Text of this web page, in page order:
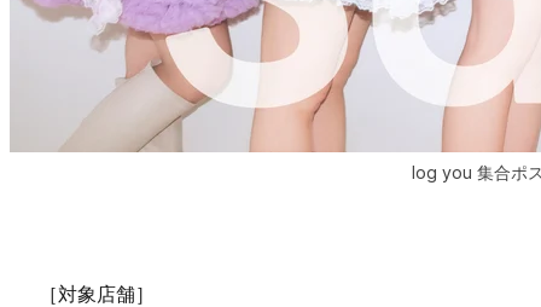
log you 集合ポ
［対象店舗］